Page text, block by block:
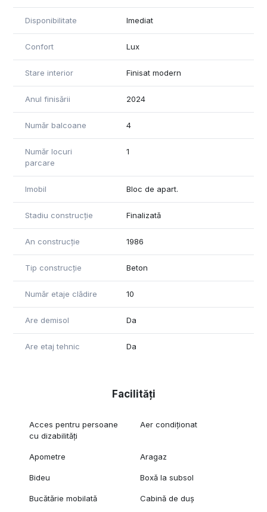
Disponibilitate Imediat
Confort Lux
Stare interior Finisat modern
Anul finisării 2024
Număr balcoane 4
Număr locuri
parcare
1
Imobil Bloc de apart.
Stadiu construcție Finalizată
An construcție 1986
Tip construcție Beton
Număr etaje clădire 10
Are demisol Da
Are etaj tehnic Da
Facilități
Acces pentru persoane
cu dizabilități
Aer condiționat
Apometre Aragaz
Bideu Boxă la subsol
Bucătărie mobilată Cabină de duș